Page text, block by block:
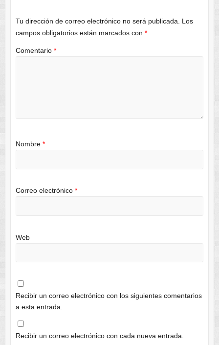
Tu dirección de correo electrónico no será publicada.
Los
campos obligatorios están marcados con *
Comentario *
Nombre *
Correo electrónico *
Web
Recibir un correo electrónico con los siguientes comentarios
a esta entrada.
Recibir un correo electrónico con cada nueva entrada.